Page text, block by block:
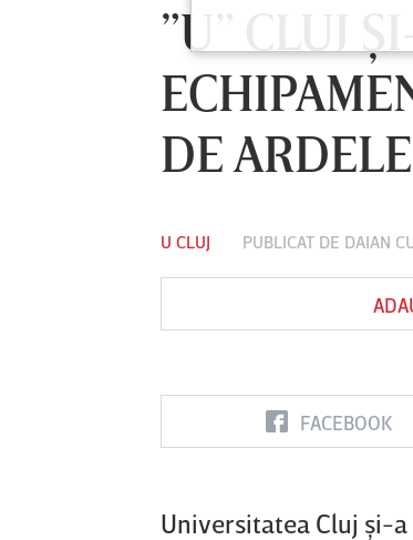
”U” CLUJ
DE
U CLUJ PUBLICAT DE DAIAN
FACEBOOK
Universitatea Cluj şi-
Sepsi OSK Sf
Vs
FCSB